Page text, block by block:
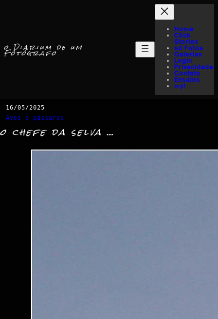
o Diarium de um
Fotógrafo
Home
Click
Stories
só Fotos
Galerias
Login
Privacidade
Contato
Ensaios
myI
16/05/2025
Aves e pássaros
o chefe da selva …